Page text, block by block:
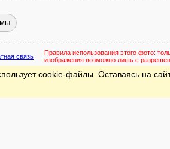
связь Правила использования этого фото:
изображения возможно лишь с
cookie-файлы. Оставаясь на